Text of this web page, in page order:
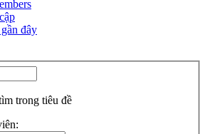
đây
trong tiêu đề